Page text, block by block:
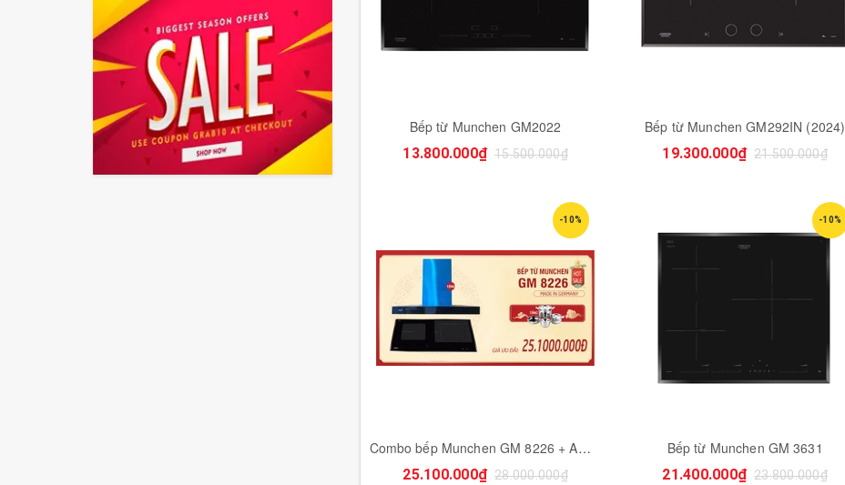
Bếp từ Munchen GM2022
13.800.000₫ 15.500.000₫
Bếp từ Munchen GM292IN (2024)
19.300.000₫ 21.500.000₫
-10%
Combo bếp Munchen GM 8226 + AM 9970IX
25.100.000₫ 28.000.000₫
-10%
Bếp từ Munchen GM 3631
21.400.000₫ 23.800.000₫